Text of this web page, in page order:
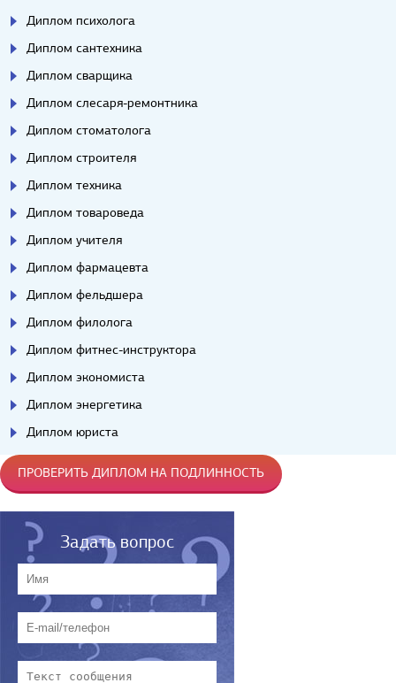
Диплом психолога
Диплом сантехника
Диплом сварщика
Диплом слесаря-ремонтника
Диплом стоматолога
Диплом строителя
Диплом техника
Диплом товароведа
Диплом учителя
Диплом фармацевта
Диплом фельдшера
Диплом филолога
Диплом фитнес-инструктора
Диплом экономиста
Диплом энергетика
Диплом юриста
ПРОВЕРИТЬ ДИПЛОМ НА ПОДЛИННОСТЬ
Задать вопрос